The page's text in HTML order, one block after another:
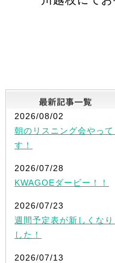
2026/08/02
朝のリスニング会やって
す！
2026/07/28
KWAGOEダービー！！
2026/07/23
週間予定表が新しくなり
した！
2026/07/13